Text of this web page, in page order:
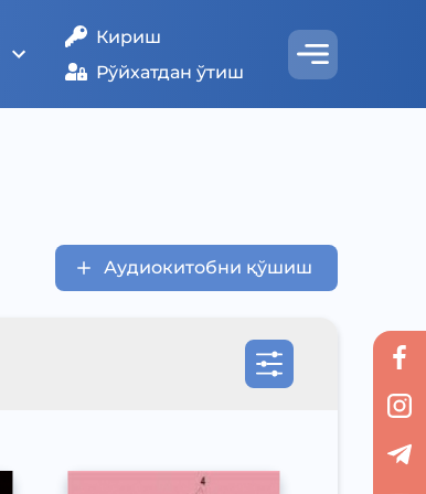
Кириш
Рўйхатдан ўтиш
Аудиокитобни қўшиш